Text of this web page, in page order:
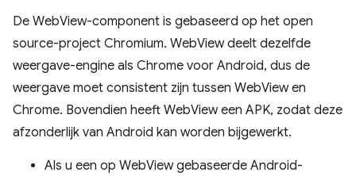
De WebView-component is gebaseerd op het open
source-project Chromium. WebView deelt dezelfde
weergave-engine als Chrome voor Android, dus de
weergave moet consistent zijn tussen WebView en
Chrome. Bovendien heeft WebView een APK, zodat deze
afzonderlijk van Android kan worden bijgewerkt.
Als u een op WebView gebaseerde Android-